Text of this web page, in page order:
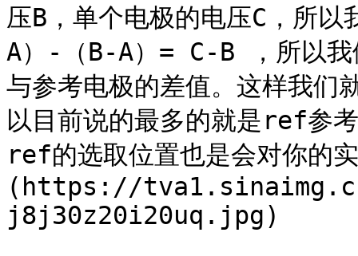
压B，单个电极的电压C，所
A）-（B-A）= C-B ，所以我
与参考电极的差值。这样我们
以目前说的最多的就是ref参
ref的选取位置也是会对你的
(https://
j8j30z20i20uq.jpg)